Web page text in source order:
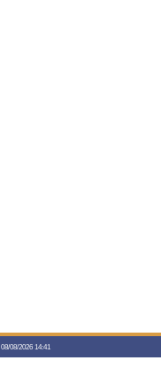
08/08/2026 14:41